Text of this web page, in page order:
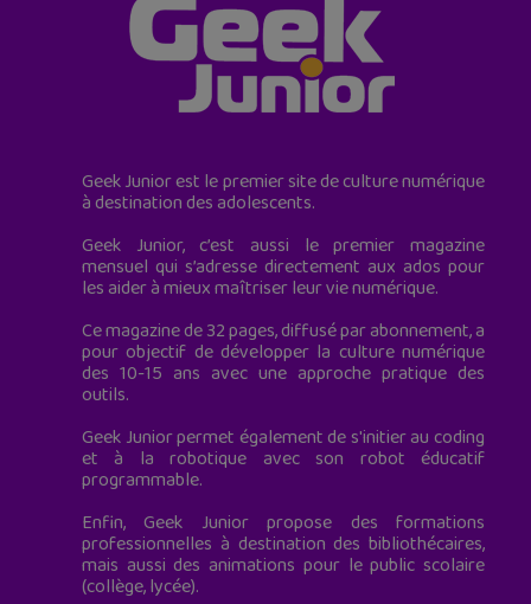
Geek Junior est le premier site de culture numérique
à destination des adolescents.
Geek Junior, c’est aussi le premier magazine
mensuel qui s’adresse directement aux ados pour
les aider à mieux maîtriser leur vie numérique.
Ce magazine de 32 pages, diffusé par abonnement, a
pour objectif de développer la culture numérique
des 10-15 ans avec une approche pratique des
outils.
Geek Junior permet également de s'initier au coding
et à la robotique avec son robot éducatif
programmable.
Enfin, Geek Junior propose des formations
professionnelles à destination des bibliothécaires,
mais aussi des animations pour le public scolaire
(collège, lycée).